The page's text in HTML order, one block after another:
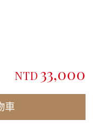
NTD 33,000
車